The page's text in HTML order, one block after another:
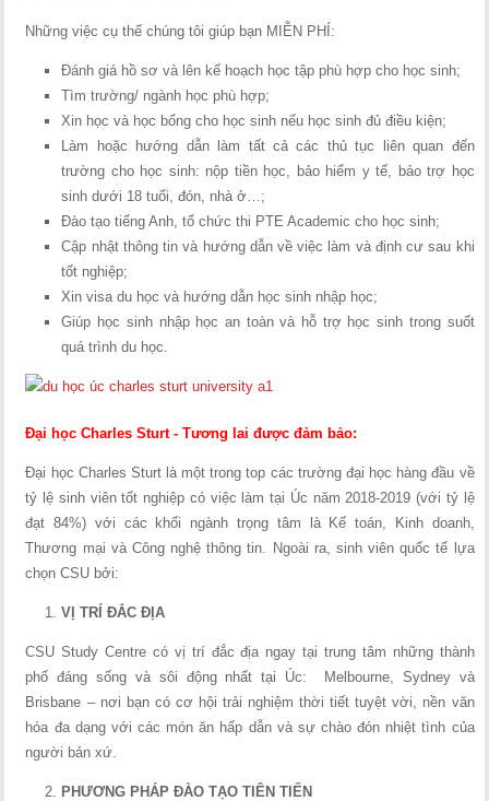
Những việc cụ thể chúng tôi giúp bạn MIỄN PHÍ:
Đánh giá hồ sơ và lên kế hoạch học tập phù hợp cho học sinh;
Tìm trường/ ngành học phù hợp;
Xin học và học bổng cho học sinh nếu học sinh đủ điều kiện;
Làm hoặc hướng dẫn làm tất cả các thủ tục liên quan đến
trường cho học sinh: nộp tiền học, bảo hiểm y tế, bảo trợ học
sinh dưới 18 tuổi, đón, nhà ở…;
Đào tạo tiếng Anh, tổ chức thi PTE Academic cho học sinh;
Cập nhật thông tin và hướng dẫn về việc làm và định cư sau khi
tốt nghiệp;
Xin visa du học và hướng dẫn học sinh nhập học;
Giúp học sinh nhập học an toàn và hỗ trợ học sinh trong suốt
quá trình du học.
Đại học Charles Sturt - Tương lai được đảm bảo:
Đại học Charles Sturt là một trong top các trường đại học hàng đầu về
tỷ lệ sinh viên tốt nghiệp có việc làm tại Úc năm 2018-2019 (với tỷ lệ
đạt 84%) với các khối ngành trọng tâm là Kế toán, Kinh doanh,
Thương mại và Công nghệ thông tin. Ngoài ra, sinh viên quốc tế lựa
chọn CSU bởi:
VỊ TRÍ ĐẮC ĐỊA
CSU Study Centre có vị trí đắc địa ngay tại trung tâm những thành
phố đáng sống và sôi động nhất tại Úc: Melbourne, Sydney và
Brisbane – nơi bạn có cơ hội trải nghiệm thời tiết tuyệt vời, nền văn
hóa đa dạng với các món ăn hấp dẫn và sự chào đón nhiệt tình của
người bản xứ.
PHƯƠNG PHÁP ĐÀO TẠO TIÊN TIẾN